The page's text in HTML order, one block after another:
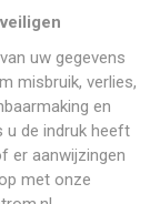
uw gegevens
misbruik, verlies,
en
u de indruk heeft
er aanwijzingen
met onze